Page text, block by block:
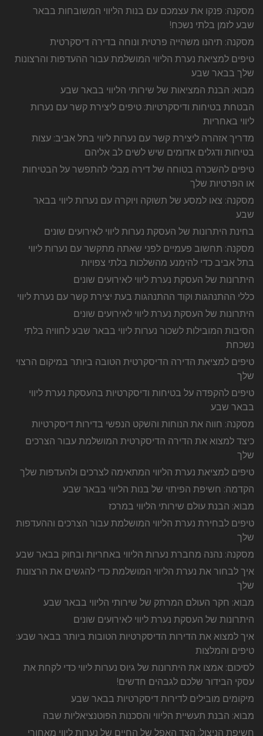
מסקנה: פנקו את עצמכם עם בנות הליווי המשובחות בבאר
שבע לזמן בלתי נשכח!
מסקנה: תיהנו משהייה פרטית ונוחה בדירה דיסקרטית
טיפים למציאת נערת הליווי המושלמת עבור ההעדפות והרצונות
שלך בבאר שבע
מבוא: הבנת המציאות של שירותי הליווי בבאר שבע
הבטחת בטיחות ודיסקרטיות: טיפים ליצירת קשר עם נערות
ליווי באחריות
מדריך אזהרה ליצירת קשר עם נערות ליווי בתל אביב: עצות
בטיחות ודגלים אדומים שיש לשים לב אליהם
טיפים להשכרה בטוחה של דירה מבלי להתפשר על הבטיחות
או הפרטיות שלך
מסקנה: צאו למסע של תשוקה ויוקרה עם נערות ליווי בבאר
שבע
בחינת היתרונות של העסקת נערות ליווי לאירועים שונים
מסקנה: תחשוב פעמיים לפני שאתה מתקשר עם נערות ליווי
בתל אביב כדי להימנע מהשלכות בלתי צפויות
היתרונות של העסקת נערת ליווי לאירועים שונים
כללי ההתנהגות וקוד ההתנהגות בעת יצירת קשר עם נערת ליווי
היתרונות של העסקת נערת ליווי לאירועים שונים
הסיבות המובילות לשכור נערות ליווי בבאר שבע לחוויה בלתי
נשכחת
טיפים למציאת הדירה הדיסקרטית הטובה ביותר במיקום הרצוי
שלך
טיפים להקפדה על בטיחות ודיסקרטיות בהעסקת נערת ליווי
בבאר שבע
מסקנה: חווה את הנוחות והשקט הנפשי בדירות דיסקרטיות
כיצד למצוא את הדירה הדיסקרטית המושלמת עבור הצרכים
שלך
טיפים למציאת נערת הליווי המתאימה לצרכים ולהעדפות שלך
הקדמה: חשיפת הפיתוי של בנות הליווי בבאר שבע
מבוא: הבנת עולם שירותי הליווי במרכז
טיפים לבחירת נערת הליווי המושלמת עבור הצרכים וההעדפות
שלך
מסקנה: נהנה מחברת נערות הליווי באחריות ובחוק בבאר שבע
איך לבחור את נערת הליווי המושלמת כדי להגשים את הרצונות
שלך
מבוא: חקר העולם המרתק של שירותי הליווי בבאר שבע
היתרונות של העסקת נערת ליווי לאירועים שונים
איך למצוא את הדירות הדיסקרטיות הטובות ביותר בבאר שבע:
טיפים והמלצות
לסיכום: אמצו את היתרונות של גיוס נערות ליווי כדי לקחת את
עסקי הבידור שלכם לגבהים חדשים!
מיקומים מובילים לדירות דיסקרטיות בבאר שבע
מבוא: הבנת תעשיית הליווי והסכנות הפוטנציאליות שבה
חשיפת הניצול: הצד האפל של החיים של נערות ליווי מאחורי